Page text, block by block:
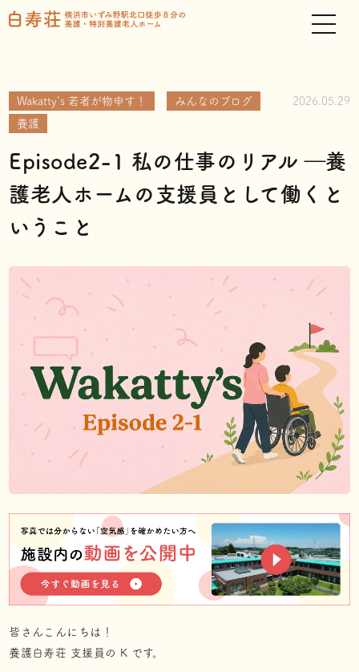
Wakatty's 若者が物申す！
みんなのブログ
養護
2026.05.29
Episode2-1 私の仕事のリアル ―養
護老人ホームの支援員として働くと
いうこと
皆さんこんにちは！
養護白寿荘 支援員の K です。